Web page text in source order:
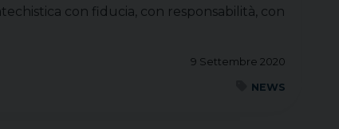
con fiducia, con responsabilità, con
9 Settembre 2020
NEWS